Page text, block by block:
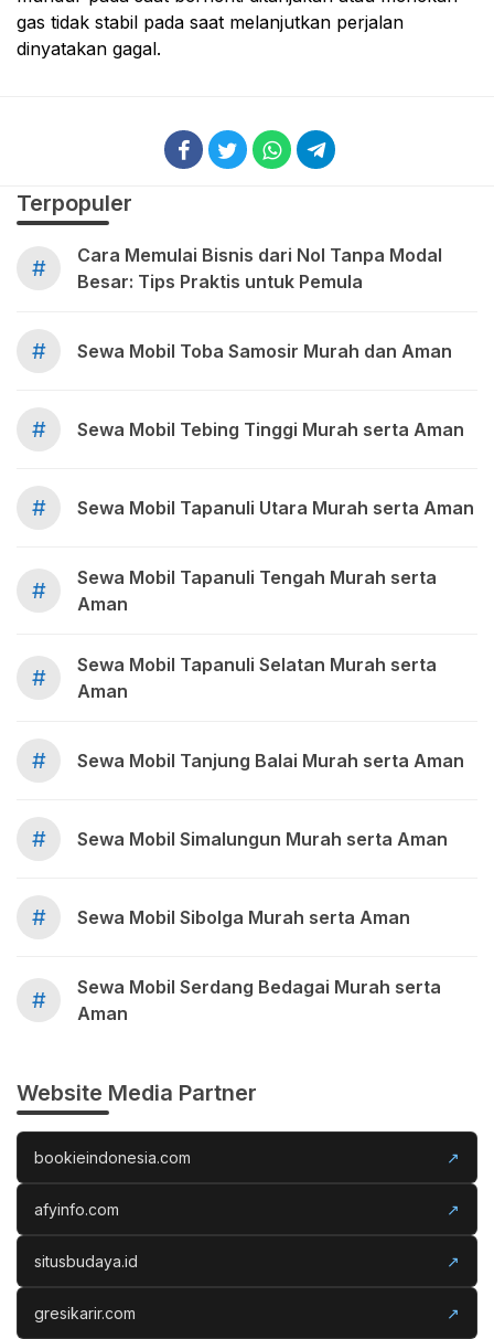
gas tidak stabil pada saat melanjutkan perjalan
dinyatakan gagal.
Terpopuler
#
Cara Memulai Bisnis dari Nol Tanpa Modal
Besar: Tips Praktis untuk Pemula
# Sewa Mobil Toba Samosir Murah dan Aman
# Sewa Mobil Tebing Tinggi Murah serta Aman
# Sewa Mobil Tapanuli Utara Murah serta Aman
#
Sewa Mobil Tapanuli Tengah Murah serta
Aman
#
Sewa Mobil Tapanuli Selatan Murah serta
Aman
# Sewa Mobil Tanjung Balai Murah serta Aman
# Sewa Mobil Simalungun Murah serta Aman
# Sewa Mobil Sibolga Murah serta Aman
#
Sewa Mobil Serdang Bedagai Murah serta
Aman
Website Media Partner
bookieindonesia.com ↗
afyinfo.com ↗
situsbudaya.id ↗
gresikarir.com ↗